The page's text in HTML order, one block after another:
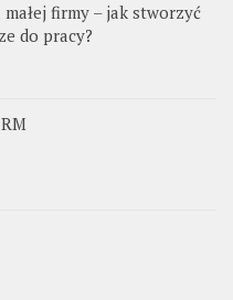
firmy – jak stworzyć
do pracy?